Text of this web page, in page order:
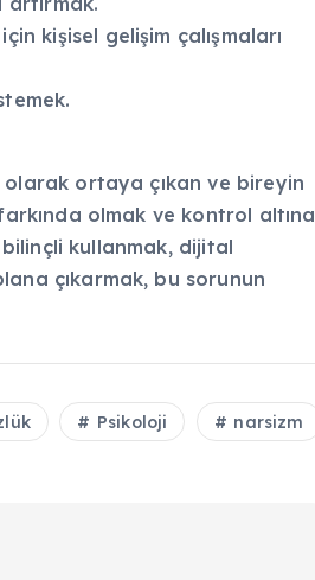
için kişisel gelişim çalışmaları
ortaya çıkan ve bireyin
olmak ve kontrol altına
bilinçli kullanmak, dijital
çıkarmak, bu sorunun
Psikoloji narsizm